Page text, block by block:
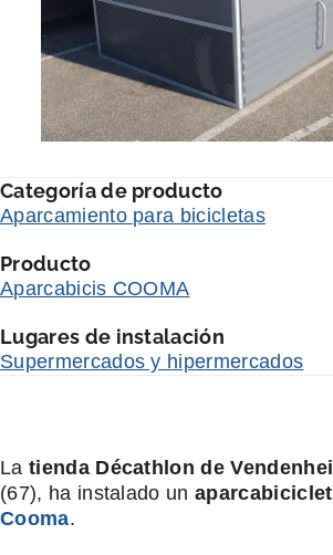
Categoría de producto
Aparcamiento para bicicletas
Producto
Aparcabicis COOMA
Lugares de instalación
Supermercados y hipermercados
La tienda Décathlon de
(67), ha instalado un
Cooma.